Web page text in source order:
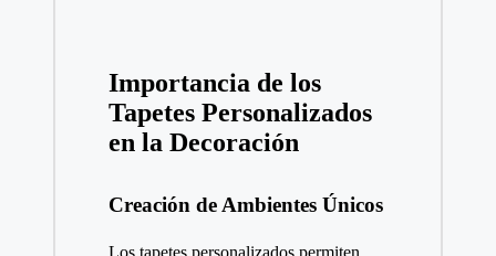
Importancia de los
Tapetes Personalizados
en la Decoración
Creación de Ambientes Únicos